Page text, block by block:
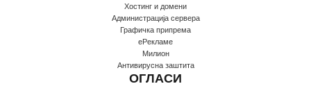
Хостинг и домени
Администрација сервера
Графичка припрема
еРекламе
Милион
Антивирусна заштита
ОГЛАСИ